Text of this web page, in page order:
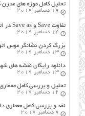
تحلیل کامل موزه های مدرن
19 دسامبر 2019
تفاوت Save و Save as در اتوکد-زمان autocad Save as
14 دسامبر 2019
بزرگ کردن نشانگر موس
13 دسامبر 2019
دانلود رایگان نقشه های
13 دسامبر 2019
تحلیل و بررسی کامل
12 دسامبر 2019
نقد و بررسی کامل معماری
9 دسامبر 2019